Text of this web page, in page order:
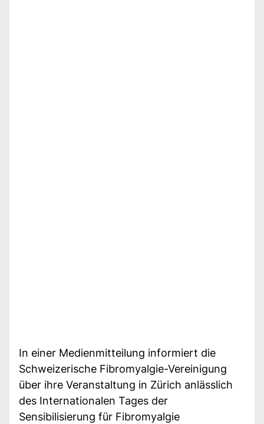
In einer Medienmitteilung informiert die
Schweizerische Fibromyalgie-Vereinigung
über ihre Veranstaltung in Zürich anlässlich
des Internationalen Tages der
Sensibilisierung für Fibromyalgie